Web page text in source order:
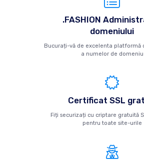
.FASHION
domeniului
Bucurați-vă de excelenta platformă
a numelor de domeniu
Certificat SSL
Fiți securizați cu criptare gratuită
pentru toate site-urile